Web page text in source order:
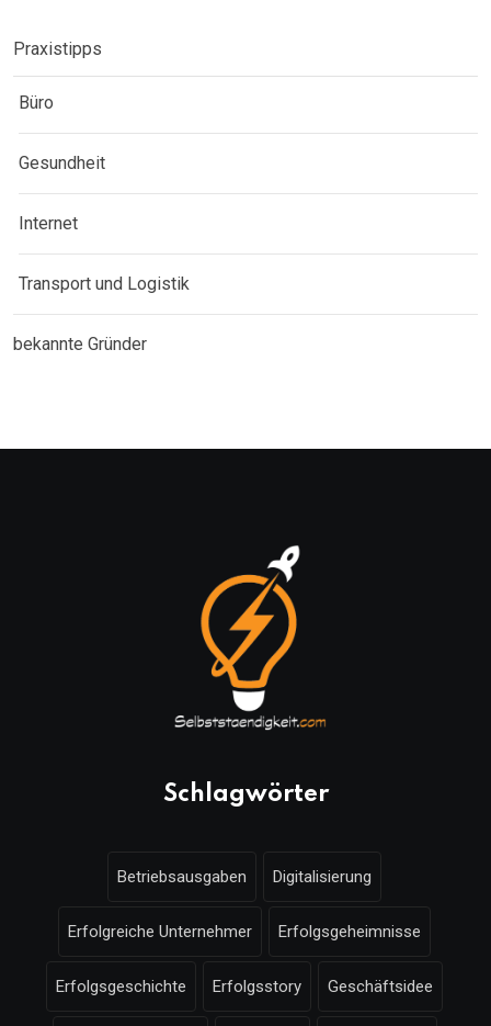
Praxistipps
Büro
Gesundheit
Internet
Transport und Logistik
bekannte Gründer
Schlagwörter
Betriebsausgaben Digitalisierung
Erfolgreiche Unternehmer Erfolgsgeheimnisse
Erfolgsgeschichte Erfolgsstory Geschäftsidee